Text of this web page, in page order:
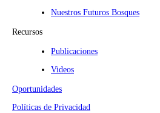
Nuestros Futuros Bosques
Recursos
Publicaciones
Videos
Oportunidades
Políticas de Privacidad